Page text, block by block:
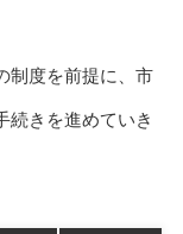
制度を前提に、市
続きを進めていき